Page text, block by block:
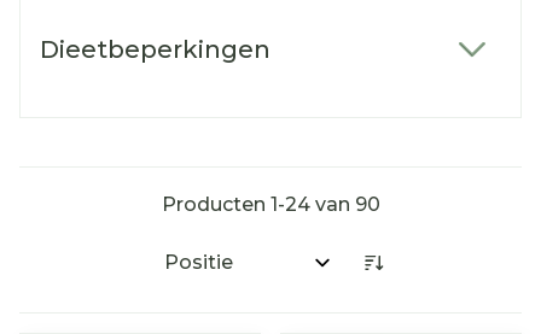
Dieetbeperkingen
Producten 1-24van 90
Sorteer op: